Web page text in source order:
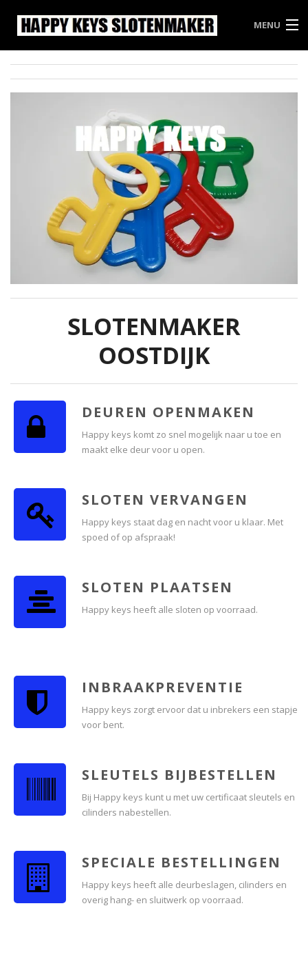
MENU
HAPPY KEYS
WEES INBREKERS EEN STAPJE VOOR
PRIJSLIJST HAPPY KEYS
VRIJBLIJVENDE OFFERTE
SLOTENMAKER
OOSTDIJK
DEUREN OPENMAKEN
Happy keys komt zo snel mogelijk naar u toe en
maakt elke deur voor u open.
SLOTEN VERVANGEN
Happy keys staat dag en nacht voor u klaar. Met
spoed of op afspraak!
SLOTEN PLAATSEN
Happy keys heeft alle sloten op voorraad.
INBRAAKPREVENTIE
Happy keys zorgt ervoor dat u inbrekers een stapje
voor bent.
SLEUTELS BIJBESTELLEN
Bij Happy keys kunt u met uw certificaat sleutels en
cilinders nabestellen.
SPECIALE BESTELLINGEN
Happy keys heeft alle deurbeslagen, cilinders en
overig hang- en sluitwerk op voorraad.